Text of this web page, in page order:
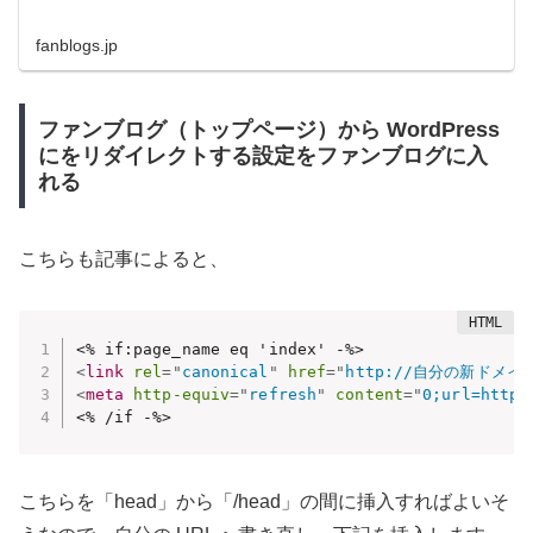
fanblogs.jp
ファンブログ（トップページ）から WordPress
にをリダイレクトする設定をファンブログに入
れる
こちらも記事によると、
<link rel= " canonical " href=" http://自分の新ドメイ
<meta http-equiv=" refresh " content="0;url=http://
<% /if -%>
こちらを「head」から「/head」の間に挿入すればよいそ